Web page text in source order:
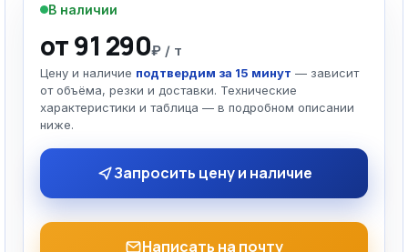
В наличии
от 91 290₽ / т
Цену и наличие подтвердим за 15 минут — зависит
от объёма, резки и доставки. Технические
характеристики и таблица — в подробном описании
ниже.
Запросить цену и наличие
Написать на почту